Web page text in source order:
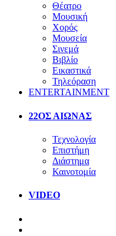
Θέατρο
Μουσική
Χορός
Μουσεία
Σινεμά
Βιβλίο
Εικαστικά
Τηλεόραση
ENTERTAINMENT
22ΟΣ ΑΙΩΝΑΣ
Τεχνολογία
Επιστήμη
Διάστημα
Καινοτομία
VIDEO